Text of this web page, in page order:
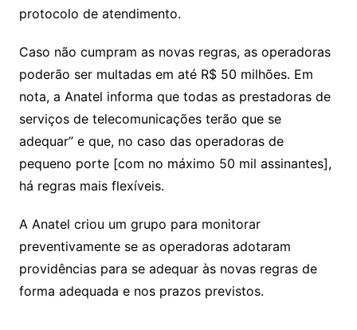
protocolo de atendimento.
Caso não cumpram as novas regras, as operadoras
poderão ser multadas em até R$ 50 milhões. Em
nota, a Anatel informa que todas as prestadoras de
serviços de telecomunicações terão que se
adequar” e que, no caso das operadoras de
pequeno porte [com no máximo 50 mil assinantes],
há regras mais flexíveis.
A Anatel criou um grupo para monitorar
preventivamente se as operadoras adotaram
providências para se adequar às novas regras de
forma adequada e nos prazos previstos.